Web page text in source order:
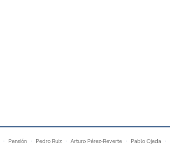
Pensión Pedro Ruiz Arturo Pérez-Reverte Pablo Ojeda